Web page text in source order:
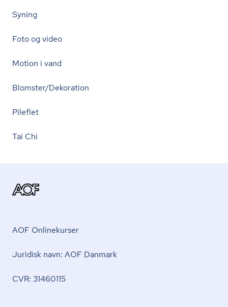
Syning
Foto og video
Motion i vand
Blomster/Dekoration
Pileflet
Tai Chi
AOF Onlinekurser
Juridisk navn: AOF Danmark
CVR: 31460115